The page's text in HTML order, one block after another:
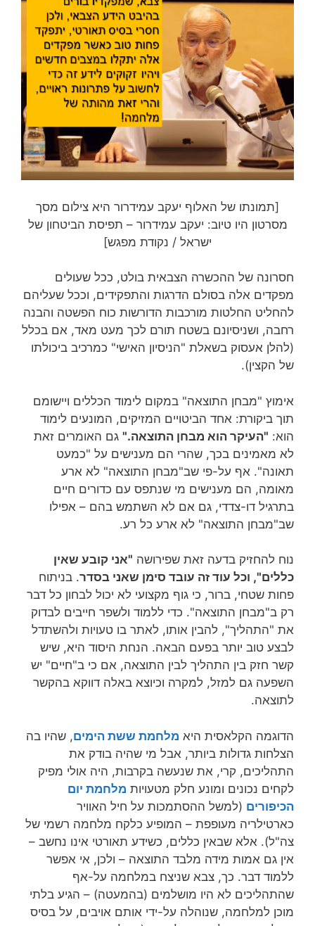
[תמונתו של האלוף יעקב עמידרור היא צילום מסך
מסרטון היו טיוב: יעקב עמידרור – תפיסת הביטחון של
ישראל / נקודת מפגש]
חסרונה של ההכשרה הצבאית בולט, ככל שעולים
מפקדים אלה בסולם הדרגות והתפקידים, וככל שעליהם
להחליט החלטות מורכבות הדורשות כוח הפשטה והבנה
רחבה, ושניסיונם בשטח תורם לכך מעט מאד, אם בכלל
(להלן אעסוק בשאלת "הניסיון האישי" כמרכיב ביכולתו
של הקצין).
אימוץ "מבחן התוצאה" במקום לימוד הכללים ויישומם
תוך ביקורת: אחד הביטויים המזיקים, המונעים לימוד
הוא: "העיקר הוא מבחן התוצאה." גם האומרים זאת
לא מאמינים בכך, שהרי הם מענישים על "כמעט
תאונה". אף על-פי שב"מבחן התוצאה" לא ארע
מאומה, הם מענישים מי שנתפס עם כדורים חיים
בתרגיל דו-צדדי, גם אם לא השתמש בהם – אפילו
שב"מבחן התוצאה" לא ארע כל רע.
נוח להחזיק בדעה זאת שפירושה "אני קובע שאין
כללים", וכל עוד זה עובד סימן שאני בסדר. בניתוח
פחות שטחי, ברור, כי גוף מקצועי לא יכול לבחון כל דבר
רק ב"מבחן התוצאה". כדי ללמוד ולשפר חייבים לבדוק
את "התהליך", להבין אותו, לאתר בו טעויות ולהשתדל
לבצע טוב יותר בפעם הבאה. הנחת היסוד היא, שיש
קשר חזק בין התהליך לבין התוצאה, אם כי ב"חיים" יש
השפעה גם למזל, למקרה וכיוצא באלה דווקא בהקשר
לתוצאה.
הדוגמה הקלאסית היא מלחמת ששת הימים, שהיו בה
הצלחות גדולות ביותר, אבל מי שהיה בודק את
התהליכים, קרי, את שנעשה בקרבות, היה אולי מפיק
לקחים נכונים ומונע חלק מטעויות מלחמת יום
הכיפורים (למשל ההסתמכות על חיל האוויר
כארטילריה מעופפת – המופיע כלקח מלחמה רשמי של
צה"ל). אלא שבאין כללים, כשידע תאורטי אינו נחשב –
אין גם אמות מידה מלבד התוצאה – ולכן, אי אפשר
ללמוד דבר. כך, צבא שניצח במלחמה על-אף
שהתהליכים לא היו מושלמים (בהמעטה) – הגיע בלתי
מוכן למלחמה, שנוהלה על-ידי אותם אויבים, על בסיס